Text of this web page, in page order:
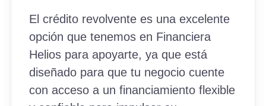
El crédito revolvente es una excelente
opción que tenemos en Financiera
Helios para apoyarte, ya que está
diseñado para que tu negocio cuente
con acceso a un financiamiento flexible